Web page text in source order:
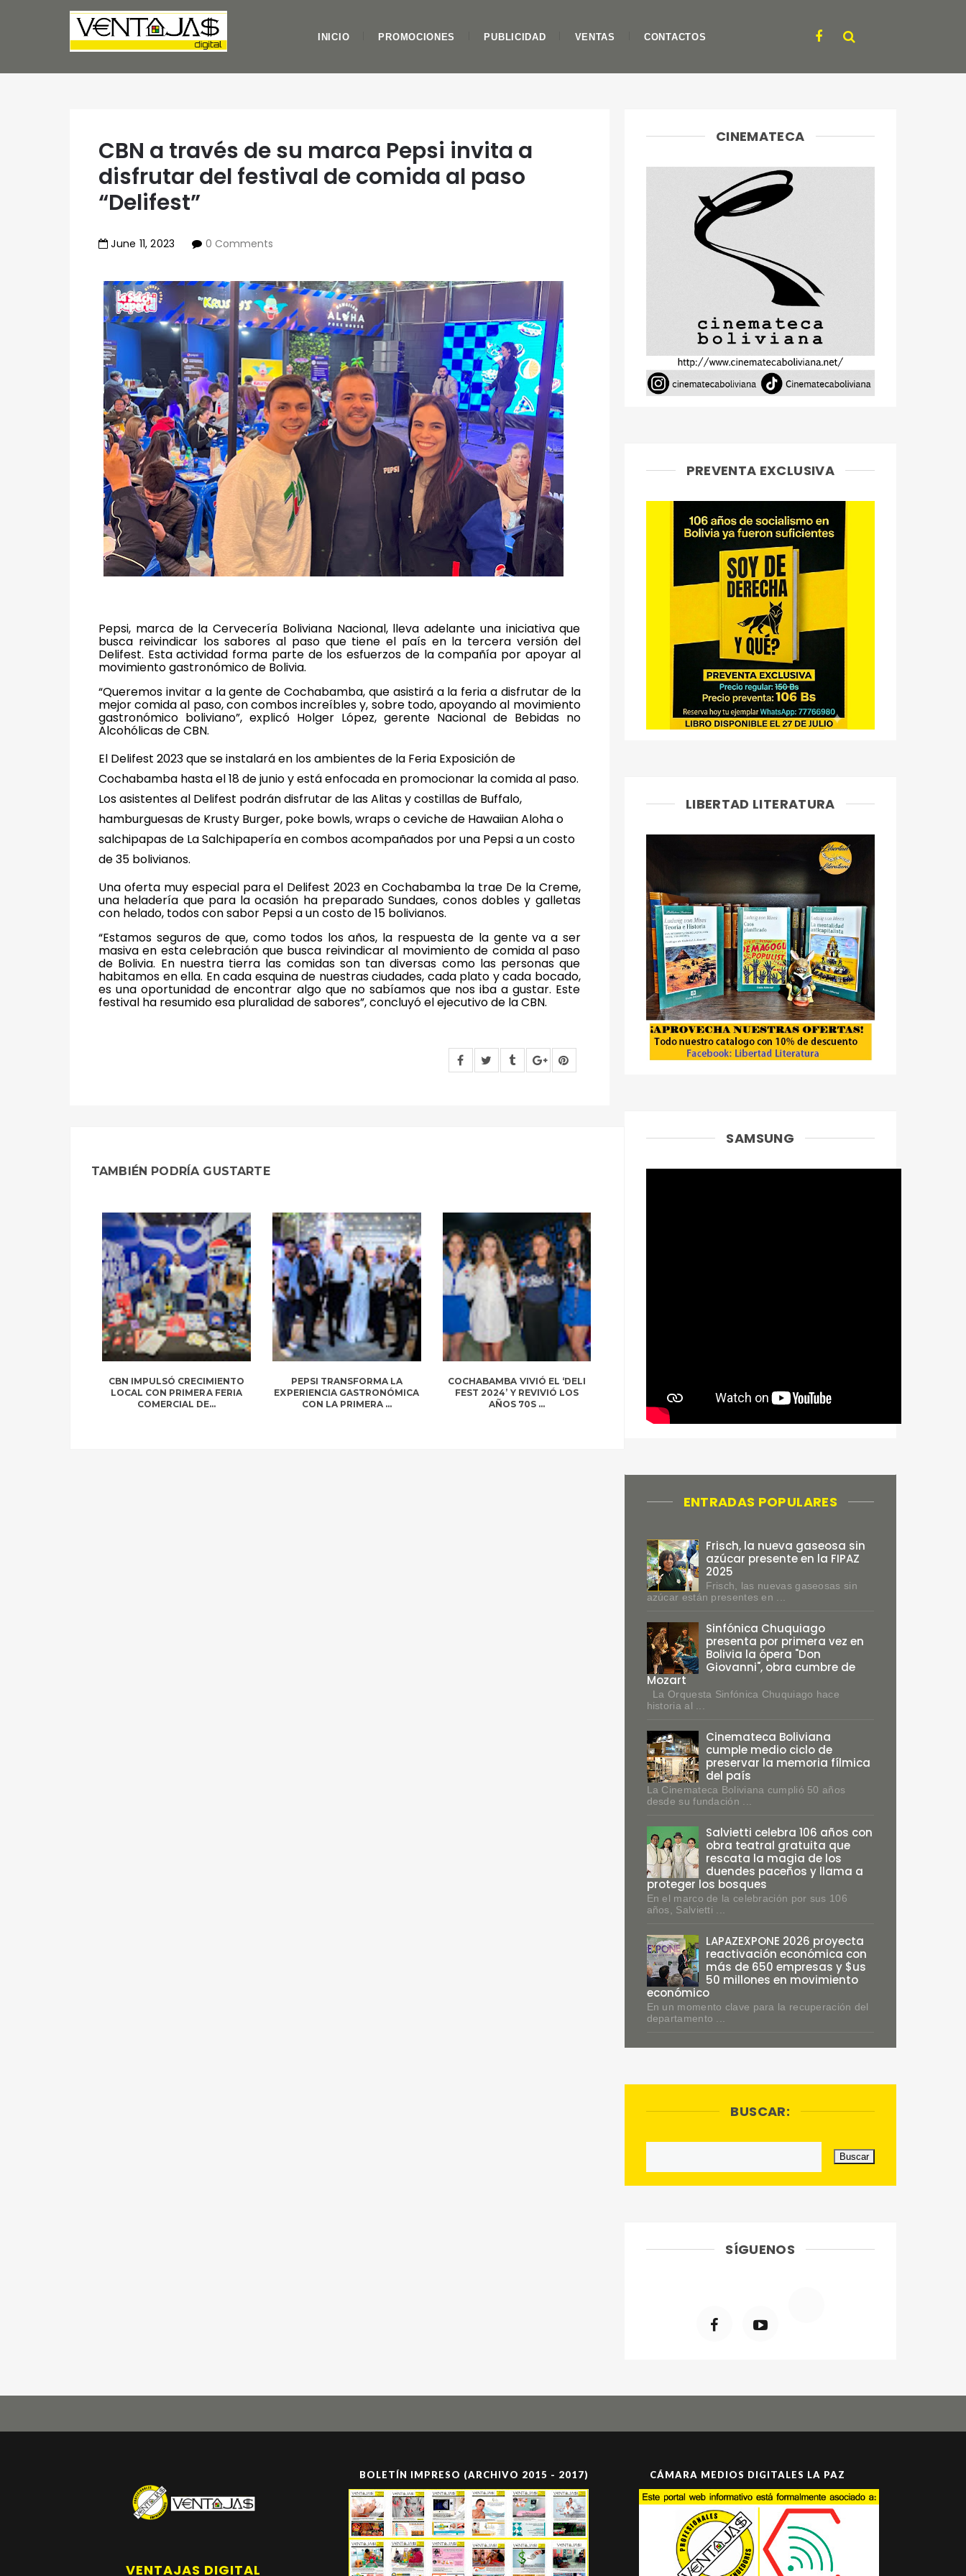
INICIO PROMOCIONES PUBLICIDAD VENTAS CONTACTOS
CBN a través de su marca Pepsi invita a
disfrutar del festival de comida al paso
“Delifest”
June 11,2023 0 Comments
Pepsi, marca de la Cervecería Boliviana Nacional, lleva adelante una iniciativa que
busca reivindicar los sabores al paso que tiene el país en la tercera versión del
Delifest. Esta actividad forma parte de los esfuerzos de la compañía por apoyar al
movimiento gastronómico de Bolivia.
“Queremos invitar a la gente de Cochabamba, que asistirá a la feria a disfrutar de la
mejor comida al paso, con combos increíbles y, sobre todo, apoyando al movimiento
gastronómico boliviano”, explicó Holger López, gerente Nacional de Bebidas no
Alcohólicas de CBN.
El Delifest 2023 que se instalará en los ambientes de la Feria Exposición de
Cochabamba hasta el 18 de junio y está enfocada en promocionar la comida al paso.
Los asistentes al Delifest podrán disfrutar de las Alitas y costillas de Buffalo,
hamburguesas de Krusty Burger, poke bowls, wraps o ceviche de Hawaiian Aloha o
salchipapas de La Salchipapería en combos acompañados por una Pepsi a un costo
de 35 bolivianos.
Una oferta muy especial para el Delifest 2023 en Cochabamba la trae De la Creme,
una heladería que para la ocasión ha preparado Sundaes, conos dobles y galletas
con helado, todos con sabor Pepsi a un costo de 15 bolivianos.
“Estamos seguros de que, como todos los años, la respuesta de la gente va a ser
masiva en esta celebración que busca reivindicar al movimiento de comida al paso
de Bolivia. En nuestra tierra las comidas son tan diversas como las personas que
habitamos en ella. En cada esquina de nuestras ciudades, cada plato y cada bocado,
es una oportunidad de encontrar algo que no sabíamos que nos iba a gustar. Este
festival ha resumido esa pluralidad de sabores”, concluyó el ejecutivo de la CBN.
TAMBIÉN PODRÍA GUSTARTE
CBN IMPULSÓ CRECIMIENTO
LOCAL CON PRIMERA FERIA
COMERCIAL DE...
PEPSI TRANSFORMA LA
EXPERIENCIA GASTRONÓMICA
CON LA PRIMERA ...
COCHABAMBA VIVIÓ EL ‘DELI
FEST 2024’ Y REVIVIÓ LOS
AÑOS 70S ...
CINEMATECA
PREVENTA EXCLUSIVA
LIBERTAD LITERATURA
SAMSUNG
ENTRADAS POPULARES
Frisch, la nueva gaseosa sin
azúcar presente en la FIPAZ
2025
Frisch, las nuevas gaseosas sin
azúcar están presentes en ...
Sinfónica Chuquiago
presenta por primera vez en
Bolivia la ópera "Don
Giovanni", obra cumbre de
Mozart
La Orquesta Sinfónica Chuquiago hace
historia al ...
Cinemateca Boliviana
cumple medio ciclo de
preservar la memoria fílmica
del país
La Cinemateca Boliviana cumplió 50 años
desde su fundación ...
Salvietti celebra 106 años con
obra teatral gratuita que
rescata la magia de los
duendes paceños y llama a
proteger los bosques
En el marco de la celebración por sus 106
años, Salvietti ...
LAPAZEXPONE 2026 proyecta
reactivación económica con
más de 650 empresas y $us
50 millones en movimiento
económico
En un momento clave para la recuperación del
departamento ...
BUSCAR:
SÍGUENOS
VENTAJAS DIGITAL
BOLETÍN IMPRESO (ARCHIVO 2015 - 2017) CÁMARA MEDIOS DIGITALES LA PAZ